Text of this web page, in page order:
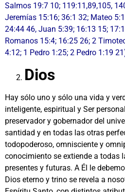
Salmos 19:7 10; 119:11,89,105,
Jeremías 15:16; 36:1 32; Mateo
24:44 46, Juan 5:39; 16:13 15;
Romanos 15:4; 16:25 26; 2
4:12; 1 Pedro 1:25; 2 Pedro 1:19
Dios
Hay sólo uno y sólo una vida y
inteligente, espiritual y Ser
preservador y gobernador del
santidad y en todas las otras
todopoderoso, omnisciente y
conocimiento se extiende a todas
presentes y futuras. A Él le
Dios eterno y trino se revela a